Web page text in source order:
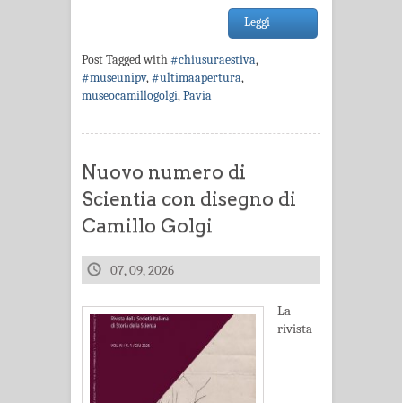
Leggi
Post Tagged with#chiusuraestiva,
#museunipv,#ultimaapertura,
museocamillogolgi,Pavia
Nuovo numero di
Scientia con disegno di
Camillo Golgi
07, 09, 2026
La
rivista